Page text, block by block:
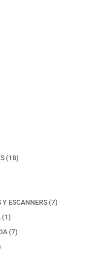
1818
Y ESCANNERS 77
11
producto
77